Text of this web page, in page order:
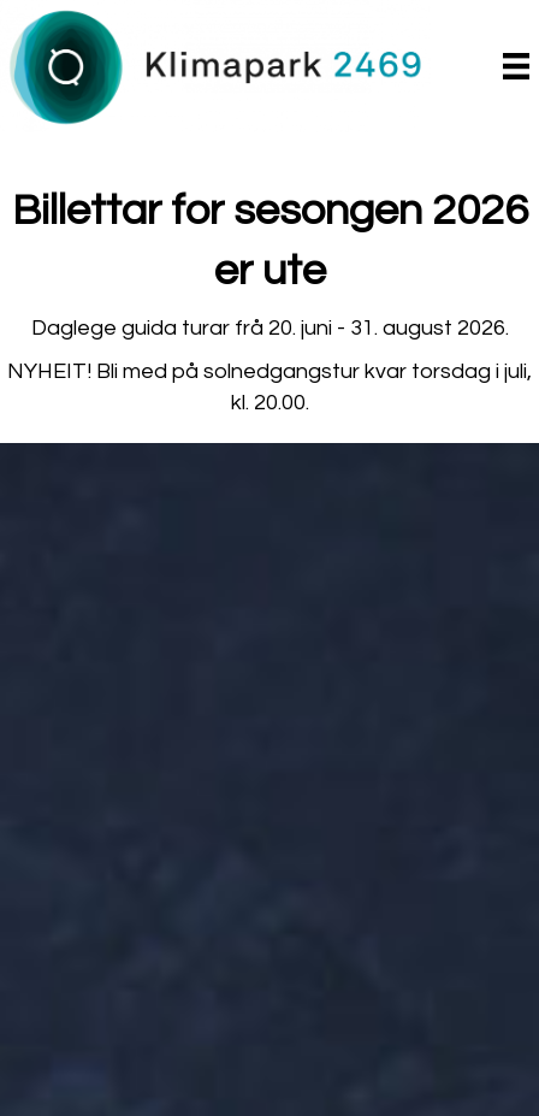
Billettar for sesongen 2026
er ute
Daglege guida turar frå 20. juni - 31. august 2026.
NYHEIT! Bli med på solnedgangstur kvar torsdag i juli,
kl. 20.00.